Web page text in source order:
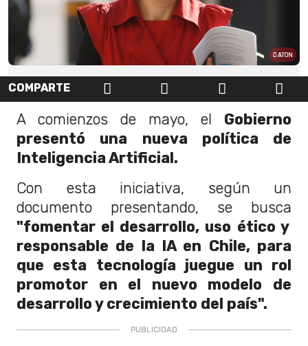
ATON
COMPARTE
A comienzos de mayo, el Gobierno
presentó una nueva política de
Inteligencia Artificial.
Con esta iniciativa, según un
documento presentando, se busca
"fomentar el desarrollo, uso ético y
responsable de la IA en Chile, para
que esta tecnología juegue un rol
promotor en el nuevo modelo de
desarrollo y crecimiento del país".